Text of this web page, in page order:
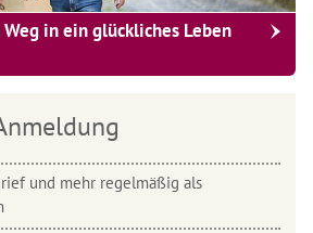
in ein glückliches Leben
und mehr regelmäßig als